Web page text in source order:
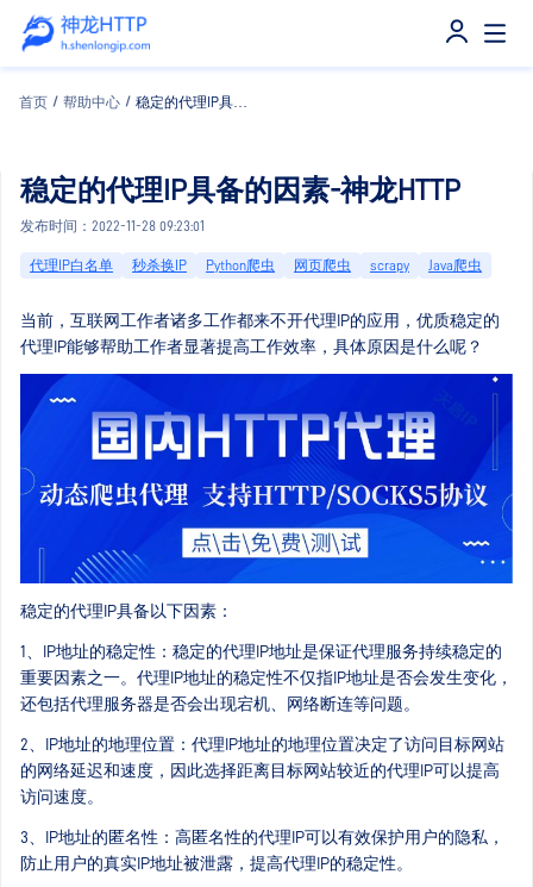
首页 / 帮助中心 /
稳定的代理IP具备的因素-神龙HTTP
发布时间：2022-11-28 09:23:01
代理IP白名单 秒杀换IP Python爬虫 网页爬虫 scrapy Java爬虫
当前，互联网工作者诸多工作都来不开代理IP的应用，优质稳定的
代理IP能够帮助工作者显著提高工作效率，具体原因是什么呢？
稳定的代理IP具备以下因素：
1、IP地址的稳定性：稳定的代理IP地址是保证代理服务持续稳定的
重要因素之一。代理IP地址的稳定性不仅指IP地址是否会发生变化，
还包括代理服务器是否会出现宕机、网络断连等问题。
2、IP地址的地理位置：代理IP地址的地理位置决定了访问目标网站
的网络延迟和速度，因此选择距离目标网站较近的代理IP可以提高
访问速度。
3、IP地址的匿名性：高匿名性的代理IP可以有效保护用户的隐私，
防止用户的真实IP地址被泄露，提高代理IP的稳定性。